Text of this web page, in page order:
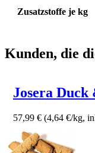
Zusatzstoffe je kg
Kunden, die
Josera Duck
57,99 € (4,64 €/kg,